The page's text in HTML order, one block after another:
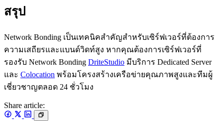
สรุป
Network Bonding เป็นเทคนิคสำคัญสำหรับเซิร์ฟเวอร์ที่ต้องการ
ความเสถียรและแบนด์วิดท์สูง หากคุณต้องการเซิร์ฟเวอร์ที่
รองรับ Network Bonding DriteStudio มีบริการ Dedicated Server
และ Colocation พร้อมโครงสร้างเครือข่ายคุณภาพสูงและทีมผู้
เชี่ยวชาญตลอด 24 ชั่วโมง
Share article: